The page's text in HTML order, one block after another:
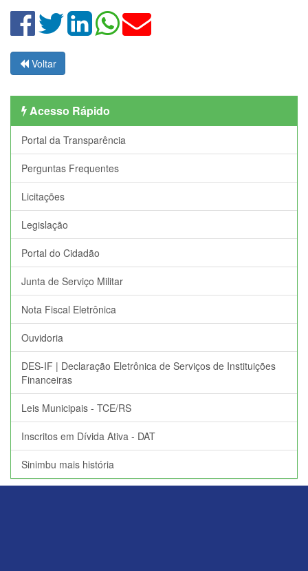
Voltar
Acesso Rápido
Portal da Transparência
Perguntas Frequentes
Licitações
Legislação
Portal do Cidadão
Junta de Serviço Militar
Nota Fiscal Eletrônica
Ouvidoria
DES-IF | Declaração Eletrônica de Serviços de Instituições
Financeiras
Leis Municipais - TCE/RS
Inscritos em Dívida Ativa - DAT
Sinimbu mais história